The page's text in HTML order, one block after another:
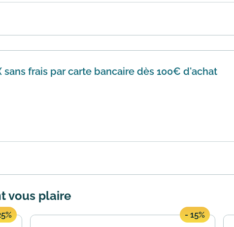
Gsell vous profitez d'un délais de 30 jours pour retourner
sans frais par carte bancaire dès 100€ d'achat
à passer sur le site Gsell et aimeriez ne pas plomber votre
vous plaire
- 15%